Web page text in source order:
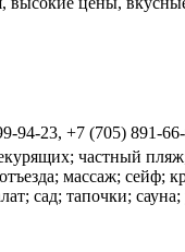
94-23, +7 (705) 891-
частный
массаж; сейф;
сад; тапочки;